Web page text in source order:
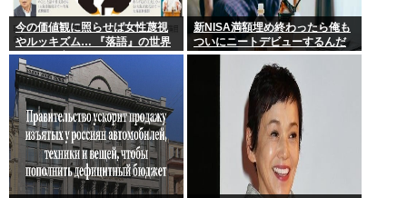
今の価値観に照らせば女性蔑視
やルッキズム… 『落語』の世界
もセリフ変更や改作、現代にふ
さわしい表現模索の動き
新NISA満額埋め終わったら俺も
ついにニートデビューするんだ
がアドバイスある?